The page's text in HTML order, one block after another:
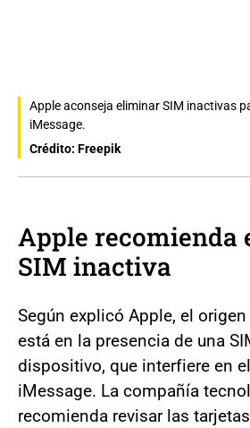
Apple aconseja eliminar SIM inactivas
iMessage.
Crédito: Freepik
Apple recomienda
SIM inactiva
Según explicó Apple, el
está en la presencia de una
dispositivo, que interfiere en
iMessage. La compañía
recomienda revisar las